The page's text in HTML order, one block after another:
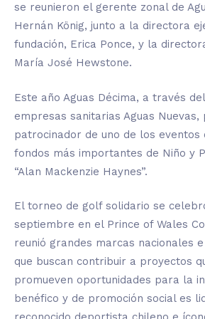
se reunieron el gerente zonal de
Hernán König, junto a la directora
fundación, Erica Ponce, y la
María José Hewstone.
Este año Aguas Décima, a través
empresas sanitarias Aguas
patrocinador de uno de los eventos
fondos más importantes de Niño y
“Alan Mackenzie Haynes”.
El torneo de golf solidario se
septiembre en el Prince of Wales
reunió grandes marcas nacionales
que buscan contribuir a proyectos
promueven oportunidades para la
benéfico y de promoción social es